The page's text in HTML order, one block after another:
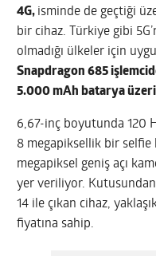
4G, isminde de geçtiği
bir cihaz. Türkiye gibi
olmadığı ülkeler için
Snapdragon 685
5.000 mAh batarya
6,67-inç boyutunda 120
8 megapiksellik bir selfie
megapiksel geniş açı
yer veriliyor.
14 ile çıkan cihaz,
fiyatına sahip.